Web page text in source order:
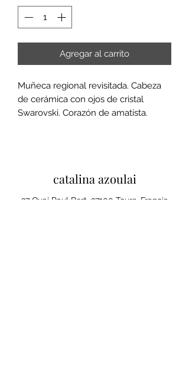
Agregar al carrito
Muñeca regional revisitada. Cabeza
de cerámica con ojos de cristal
Swarovski. Corazón de amatista.
catalina azoulai
37 Quai Paul Bert, 37100 Tours, Francia